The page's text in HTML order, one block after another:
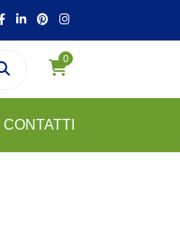
0
CONTATTI